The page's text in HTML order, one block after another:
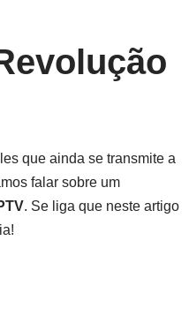
que ainda se transmite a
falar sobre um
. Se liga que neste artigo